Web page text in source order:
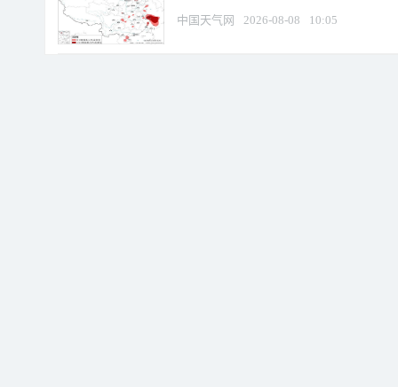
中国天气网 2026-08-08 10:05